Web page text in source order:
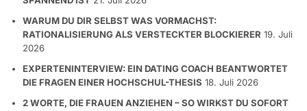
WARUM DU DIR SELBST WAS VORMACHST:
RATIONALISIERUNG ALS VERSTECKTER BLOCKIERER
2026
EXPERTENINTERVIEW: EIN DATING COACH BEANTWORTET
DIE FRAGEN EINER HOCHSCHUL-THESIS 18. Juli 2026
2 WORTE, DIE FRAUEN ANZIEHEN – SO WIRKST DU SOFORT
ATTRAKTIVER 3. Juli 2026